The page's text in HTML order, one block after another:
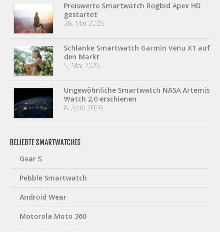
Preiswerte Smartwatch Rogbid Apex HD
gestartet
28. Mai 2026
Schlanke Smartwatch Garmin Venu X1 auf
den Markt
5. Mai 2026
Ungewöhnliche Smartwatch NASA Artemis
Watch 2.0 erschienen
8. April 2026
BELIEBTE SMARTWATCHES
Gear S
Pebble Smartwatch
Android Wear
Motorola Moto 360